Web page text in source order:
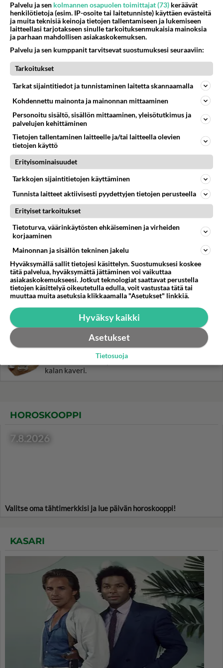
RESEPTIT
Höyryävä glögi lämmittää
talvi-iltoina.
Suolainen katkarapupiirakka
sopii hyvin illanistujaisiin.
Waldorf-salaatti on nimetty
New Yorkin Waldorf-hotellin
kotona laadukkaalla
salaatilla!
Falafelit paistuvat helposti
idän ihmeet pitkäjyväisen
riisin, tomaattikastikkeen ja
jogurtin kanssa!
Kermaviilikastike on nopea
salaattikastike tai paistetun
kalan kaveri.
HOROSKOOPPI
7.8.2026
Valitse oma tähtimerkkisi ja lue päivän horoskooppi!
KASARI
Palvelu ja sen kolmannen osapuolen toimittajat (73) keräävät
henkilötietoja (esim. IP-osoite tai laitetunniste) käyttäen evästeitä
ja muita teknisiä keinoja tietojen tallentamiseen ja lukemiseen
laitteellasi tarjotakseen sinulle tarkoituksenmukaisia mainoksia
ja parhaan mahdollisen asiakaskokemuksen.
Palvelu ja sen kumppanit tarvitsevat suostumuksesi seuraaviin:
Tarkoitukset
Tarkat sijaintitiedot ja tunnistaminen laitetta skannaamalla
Kohdennettu mainonta ja mainonnan mittaaminen
Personoitu sisältö, sisällön mittaaminen, yleisötutkimus ja
palvelujen kehittäminen
Tietojen tallentaminen laitteelle ja/tai laitteella olevien
tietojen käyttö
Erityisominaisuudet
Tarkkojen sijaintitietojen käyttäminen
Tunnista laitteet aktiivisesti pyydettyjen tietojen perusteella
Erityiset tarkoitukset
Tietoturva, väärinkäytösten ehkäiseminen ja virheiden
korjaaminen
Mainonnan ja sisällön tekninen jakelu
Hyväksymällä sallit tietojesi käsittelyn. Suostumuksesi koskee
tätä palvelua, hyväksymättä jättäminen voi vaikuttaa
asiakaskokemukseesi. Jotkut teknologiat saattavat perustella
tietojen käsittelyä oikeutetulla edulla, voit vastustaa tätä tai
muuttaa muita asetuksia klikkaamalla "Asetukset" linkkiä.
Hyväksy kaikki
Asetukset
Tietosuoja